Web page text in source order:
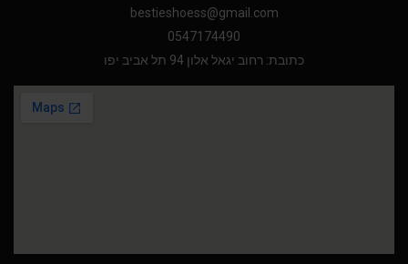
bestieshoess@gmail.com
0547174490
כתובת: רחוב יגאל אלון 94 תל אביב יפו